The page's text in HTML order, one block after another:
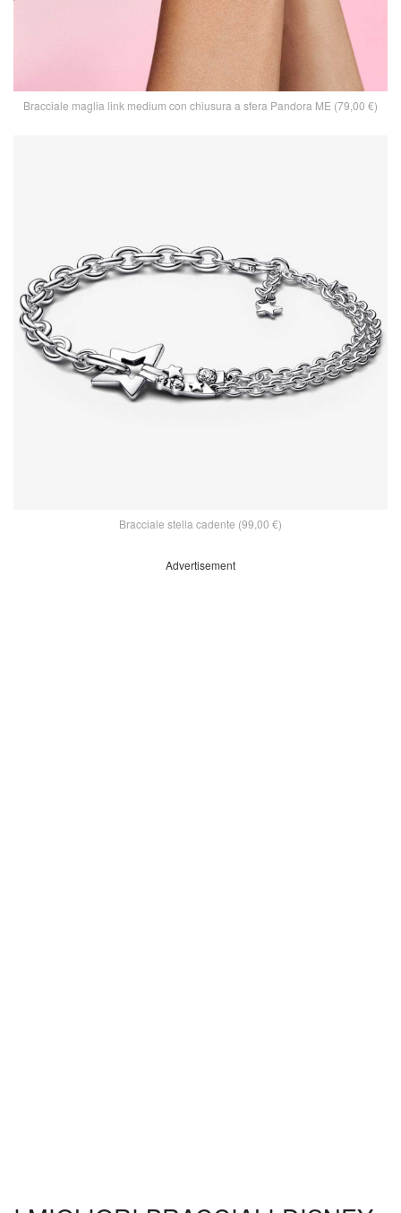
Bracciale maglia link medium con chiusura a sfera Pandora ME (79,00 €)
Bracciale stella cadente (99,00 €)
Advertisement